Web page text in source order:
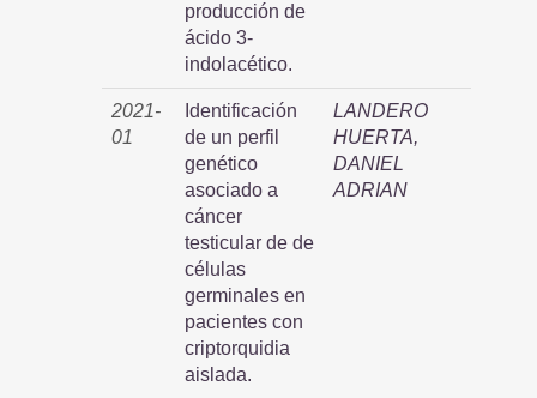
producción de
ácido 3-
indolacético.
2021-
01
Identificación
de un perfil
genético
asociado a
cáncer
testicular de de
células
germinales en
pacientes con
criptorquidia
aislada.
LANDERO
HUERTA,
DANIEL
ADRIAN